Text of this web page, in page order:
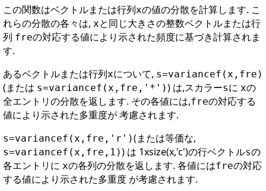
この関数はベクトルまたは行列xの値の分散を計算します. こ
れらの分散の各々は, xと同じ大きさの整数ベクトルまたは行
列 freの対応する値により示された頻度に基づき計算されま
す.
あるベクトルまたは行列xについて, s=variancef(x,fre)
(または s=variancef(x,fre,'*')) は,スカラーsに xの
全エントリの分散を返します. その各値には,freの対応する
値により示された多重度が 考慮されます.
s=variancef(x,fre,'r')(または等価な,
s=variancef(x,fre,1)) は 1xsize(x,'c')の行ベクトルsの
各エントリに xの各列の分散を返します. 各値にはfreの対応
する値により示された多重度 が考慮されます.